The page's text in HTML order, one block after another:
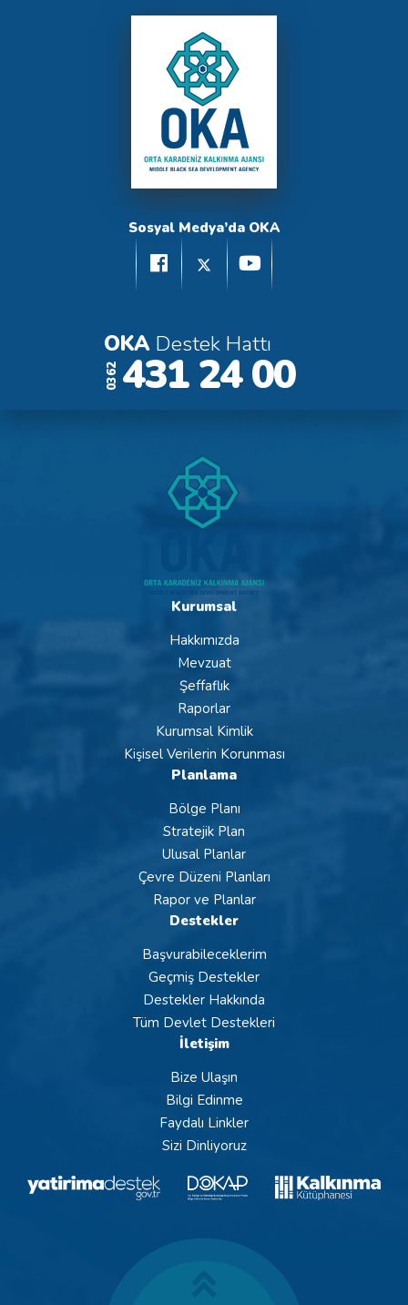
Sosyal Medya’da OKA
OKA Destek Hattı
0362 431 24 00
Kurumsal
Hakkımızda
Mevzuat
Şeffaflık
Raporlar
Kurumsal Kimlik
Kişisel Verilerin Korunması
Planlama
Bölge Planı
Stratejik Plan
Ulusal Planlar
Çevre Düzeni Planları
Rapor ve Planlar
Destekler
Başvurabileceklerim
Geçmiş Destekler
Destekler Hakkında
Tüm Devlet Destekleri
İletişim
Bize Ulaşın
Bilgi Edinme
Faydalı Linkler
Sizi Dinliyoruz